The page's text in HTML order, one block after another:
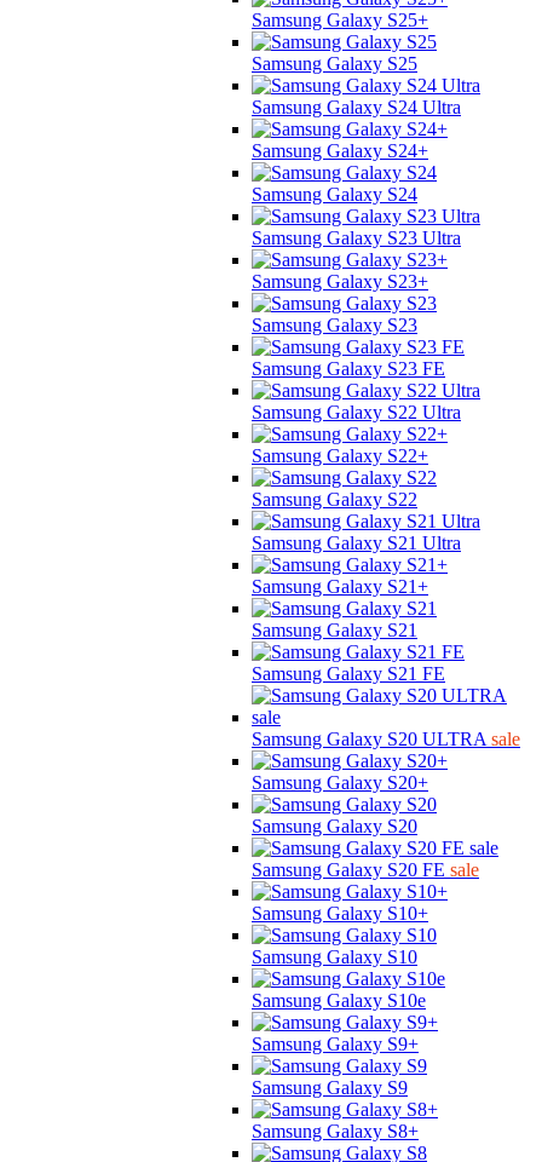
Samsung Galaxy S25+
Samsung Galaxy S25
Samsung Galaxy S24 Ultra
Samsung Galaxy S24+
Samsung Galaxy S24
Samsung Galaxy S23 Ultra
Samsung Galaxy S23+
Samsung Galaxy S23
Samsung Galaxy S23 FE
Samsung Galaxy S22 Ultra
Samsung Galaxy S22+
Samsung Galaxy S22
Samsung Galaxy S21 Ultra
Samsung Galaxy S21+
Samsung Galaxy S21
Samsung Galaxy S21 FE
Samsung Galaxy S20 ULTRA sale
Samsung Galaxy S20+
Samsung Galaxy S20
Samsung Galaxy S20 FE sale
Samsung Galaxy S10+
Samsung Galaxy S10
Samsung Galaxy S10e
Samsung Galaxy S9+
Samsung Galaxy S9
Samsung Galaxy S8+